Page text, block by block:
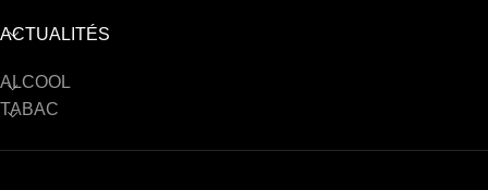
ACTUALITÉS
ALCOOL
TABAC